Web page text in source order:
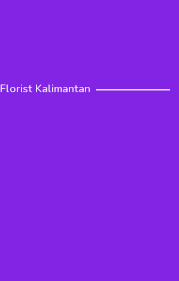
Florist Kalimantan